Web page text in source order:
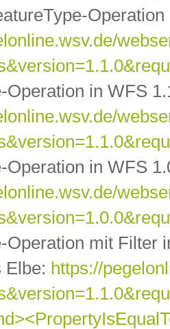
Operation in WFS
Operation in WFS
Operation mit Filter
Elbe: https://